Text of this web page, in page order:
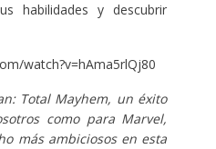
habilidades y descubrir
watch?v=hAma5rlQj80
Total Mayhem, un éxito
como para Marvel,
más ambiciosos en esta